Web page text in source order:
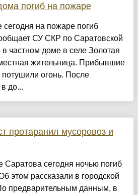
погиб на пожаре
сегодня на пожаре погиб
СУ СКР по Саратовской
в частном доме в селе Золотая
жительница. Прибывшие
огонь. После
до...
протаранил мусоровоз и
Саратова сегодня ночью погиб
этом рассказали в городской
предварительным данным, в